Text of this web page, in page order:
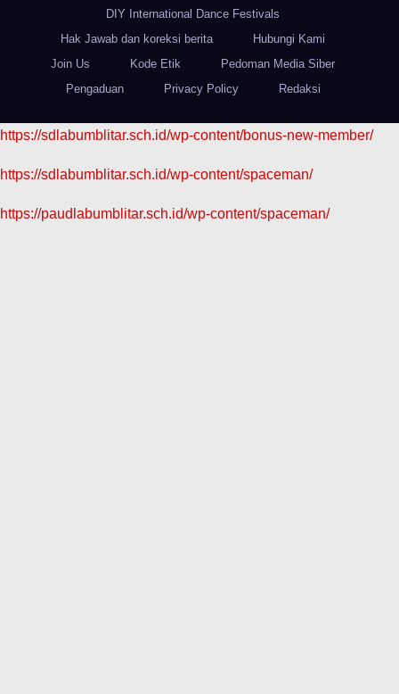
DIY International Dance Festivals
Hak Jawab dan koreksi berita
Hubungi Kami
Join Us
Kode Etik
Pedoman Media Siber
Pengaduan
Privacy Policy Redaksi
https://sdlabumblitar.sch.id/wp-content/bonus-new-member/
https://sdlabumblitar.sch.id/wp-content/spaceman/
https://paudlabumblitar.sch.id/wp-content/spaceman/